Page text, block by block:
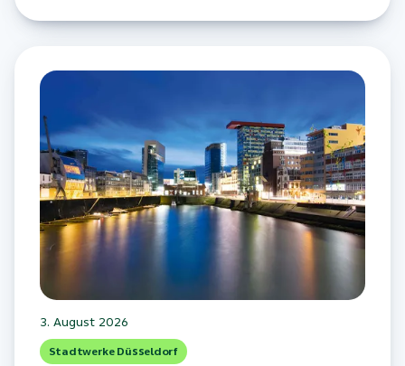
3. August 2026
Stadtwerke Düsseldorf